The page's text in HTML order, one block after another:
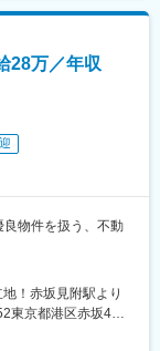
28万／年収
物件を扱う、不動
！赤坂見附駅より
東京都港区赤坂4丁
床移転◎ 》新オフ